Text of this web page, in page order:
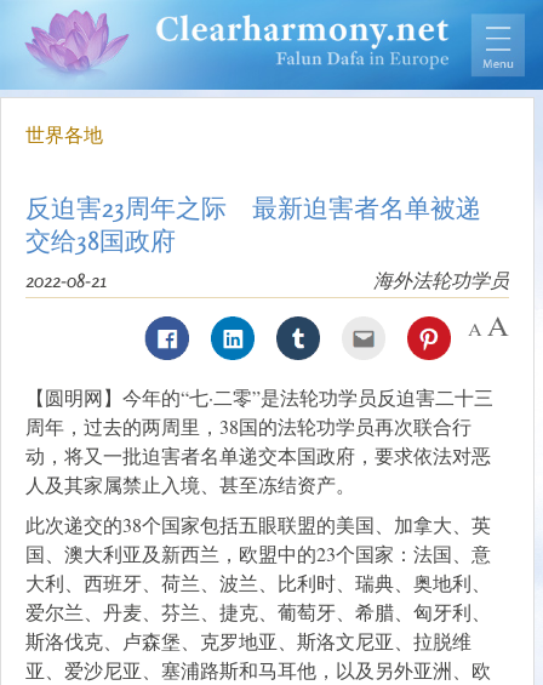
世界各地
反迫害23周年之际 最新迫害者名单被递
交给38国政府
海外法轮功学员
2022-08-21
【圆明网】今年的“七·二零”是法轮功学员反迫害二十三
周年，过去的两周里，38国的法轮功学员再次联合行
动，将又一批迫害者名单递交本国政府，要求依法对恶
人及其家属禁止入境、甚至冻结资产。
此次递交的38个国家包括五眼联盟的美国、加拿大、英
国、澳大利亚及新西兰，欧盟中的23个国家：法国、意
大利、西班牙、荷兰、波兰、比利时、瑞典、奥地利、
爱尔兰、丹麦、芬兰、捷克、葡萄牙、希腊、匈牙利、
斯洛伐克、卢森堡、克罗地亚、斯洛文尼亚、拉脱维
亚、爱沙尼亚、塞浦路斯和马耳他，以及另外亚洲、欧